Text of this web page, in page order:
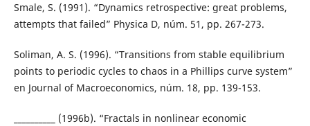
Smale, S. (1991). “Dynamics retrospective: great problems,
attempts that failed” Physica D, núm. 51, pp. 267-273.
Soliman, A. S. (1996). “Transitions from stable equilibrium
points to periodic cycles to chaos in a Phillips curve system”
en Journal of Macroeconomics, núm. 18, pp. 139-153.
__________ (1996b). “Fractals in nonlinear economic